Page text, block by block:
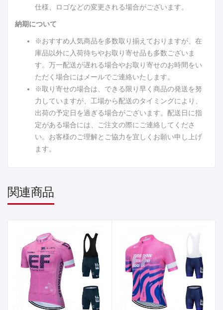
仕様、ロゴなどの変更される場合がございます。
納期について
※おすすめ人気商品を多数取り揃えておりますが、在
庫品以外に入荷待ちやお取り寄せ品も多数ございま
す。万一配送が遅れる場合やお取り寄せのお時間をい
ただく場合にはメールでご連絡いたします。
※取り寄せの場合は、できる限り早く商品の発送を努
力していますが、工場から配送のタイミングにより、
出荷の予定日を過ぎる場合がございます。配送日に指
定がある場合には、ご注文の際にご連絡してくださ
い。お客様のご理解とご協力を宜しくお願い申し上げ
ます。
関連商品